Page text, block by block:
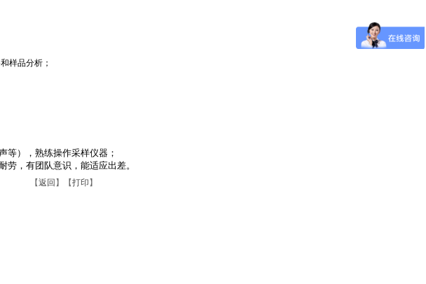
样品分析；
等），熟练操作采样仪器；
劳，有团队意识，能适应出差。
【返回 】【打印 】